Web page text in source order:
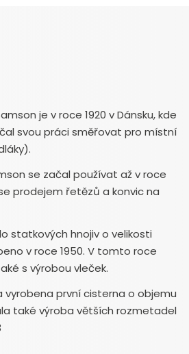
je v roce 1920 v Dánsku, kde
svou práci směřovat pro místní
se začal používat až v roce
prodejem řetězů a konvic na
statkových hnojiv o velikosti
v roce 1950. V tomto roce
s výrobou vleček.
vyrobena první cisterna o objemu
také výroba větších rozmetadel